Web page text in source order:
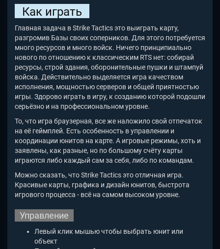
Как играть
Главная задача в Strike Tactics это выиграть карту,
разгромив Базы своих соперников. Для этого потребуется
много ресурсов и много войск. Ничего принципиально
нового по отношению к классическим RTS нет: собирай
ресурсы, строй здания, оборонительные пушки и штампуй
войска. Действительно выделяется игра качеством
исполнения, мощностью серверов и общей приятностью
игры. Здорово играть в игру, к созданию которой подошли
серьёзно и на профессиональном уровне.
То, что игра браузерная, все же наложило свой отпечаток
на её геймплей. Есть особенность в управлении и
координации юнитов на карте. А игровые режимы, хоть и
заявлены, как разные, но по большому счёту карты
играются либо каждый сам за себя, либо по командам.
Можно сказать, что Strike Tactics это отличная игра.
Красивые карты, графика и дизайн юнитов, быстрота
игрового процесса - всё на самом высоком уровне.
Управление
Левый клик мышью чтобы выбрать юнит или
объект